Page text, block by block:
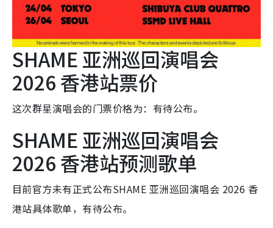
SHAME 亚洲巡回演唱会
2026 香港站票价
这次群星演唱会的门票价格为：有待公布。
SHAME 亚洲巡回演唱会
2026 香港站预测歌单
目前官方未有正式公布SHAME 亚洲巡回演唱会 2026 香
港站具体歌单，有待公布。